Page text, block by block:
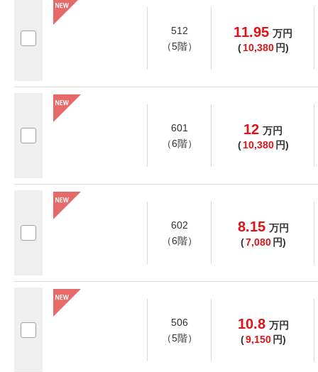
512
（5階）
11.95 万円
( 10,380 円)
601
（6階）
12 万円
( 10,380 円)
602
（6階）
8.15 万円
(7,080 円)
506
（5階）
10.8 万円
(9,150 円)